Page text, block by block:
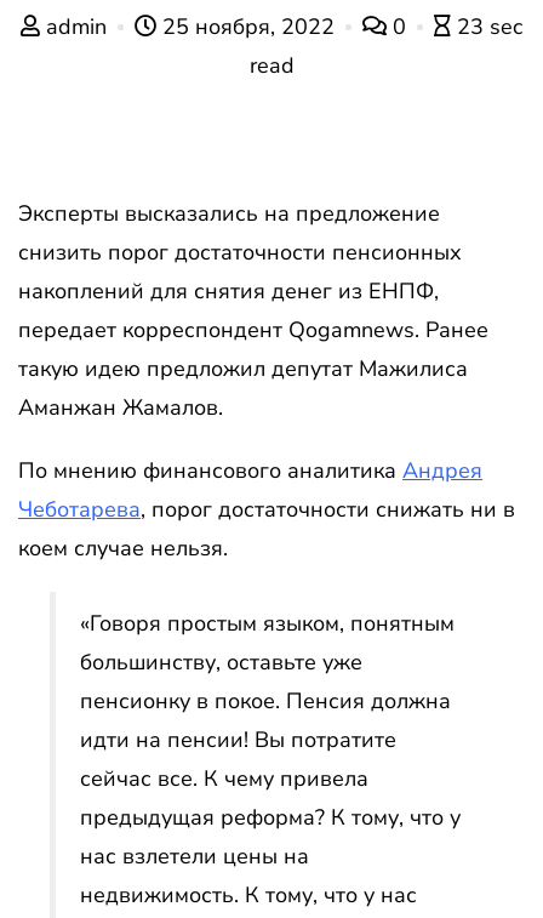
admin 25 ноября, 2022 0
23 sec
read
Эксперты высказались на предложение
снизить порог достаточности пенсионных
накоплений для снятия денег из ЕНПФ,
передает корреспондент Qogamnews. Ранее
такую идею предложил депутат Мажилиса
Аманжан Жамалов.
По мнению финансового аналитика Андрея
Чеботарева, порог достаточности снижать ни в
коем случае нельзя.
«Говоря простым языком, понятным
большинству, оставьте уже
пенсионку в покое. Пенсия должна
идти на пенсии! Вы потратите
сейчас все. К чему привела
предыдущая реформа? К тому, что у
нас взлетели цены на
недвижимость. К тому, что у нас